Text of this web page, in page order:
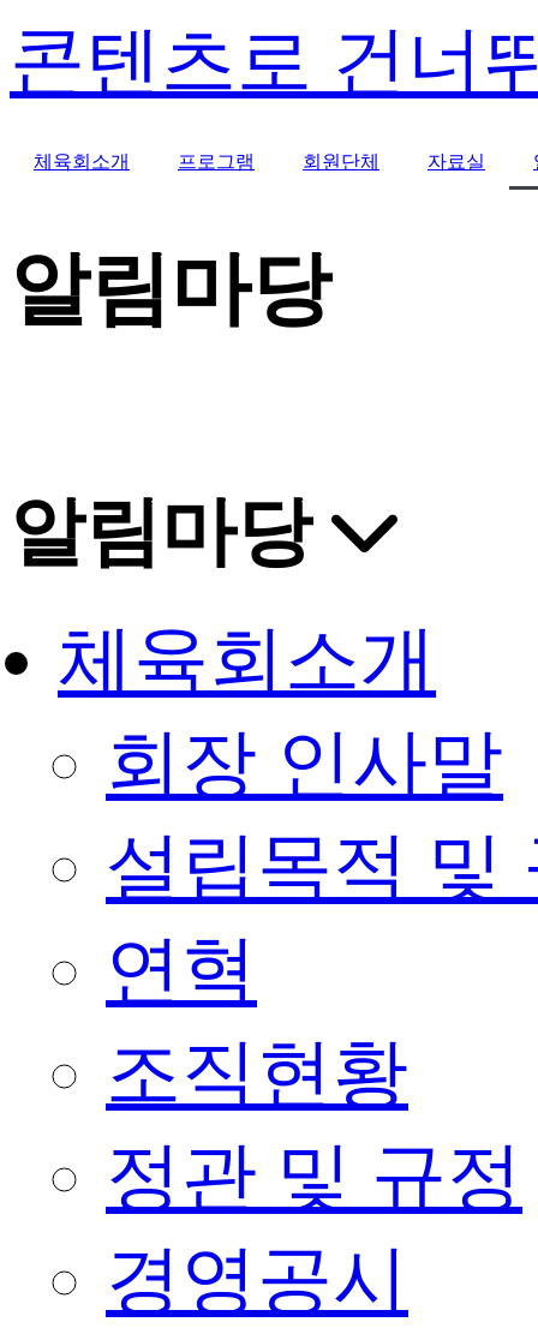
콘텐츠로 건너
체육회소개 프로그램 회원단체 자료실
알림마당
알림마당
체육회소개
회장 인사말
설립목적 및
연혁
조직현황
정관 및 규정
경영공시